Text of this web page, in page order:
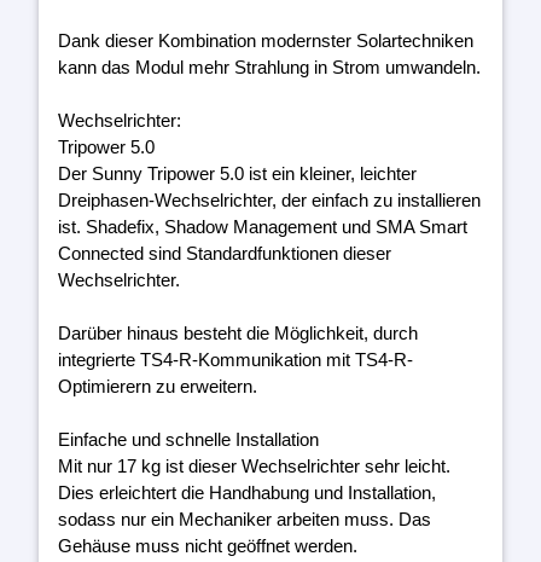
Dank dieser Kombination modernster Solartechniken
kann das Modul mehr Strahlung in Strom umwandeln.
Wechselrichter:
Tripower 5.0
Der Sunny Tripower 5.0 ist ein kleiner, leichter
Dreiphasen-Wechselrichter, der einfach zu installieren
ist. Shadefix, Shadow Management und SMA Smart
Connected sind Standardfunktionen dieser
Wechselrichter.
Darüber hinaus besteht die Möglichkeit, durch
integrierte TS4-R-Kommunikation mit TS4-R-
Optimierern zu erweitern.
Einfache und schnelle Installation
Mit nur 17 kg ist dieser Wechselrichter sehr leicht.
Dies erleichtert die Handhabung und Installation,
sodass nur ein Mechaniker arbeiten muss. Das
Gehäuse muss nicht geöffnet werden.